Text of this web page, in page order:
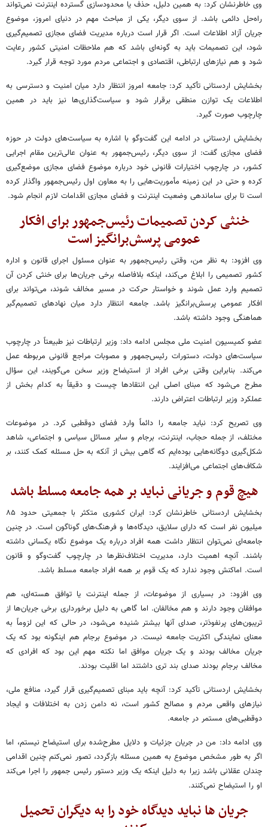
وی خاطرنشان کرد: به همین دلیل، حذف یا محدودسازی گسترده اینترنت نمی‌تواند
راه‌حل دائمی باشد. از سوی دیگر، یکی از مباحث مهم در دنیای امروز، موضوع
جریان آزاد اطلاعات است. اگر قرار است درباره مدیریت فضای مجازی تصمیم‌گیری
شود، این تصمیمات باید به گونه‌ای باشد که هم ملاحظات امنیتی کشور رعایت
شود و هم نیازهای ارتباطی، اقتصادی و اجتماعی مردم مورد توجه قرار گیرد.
بخشایش اردستانی تأکید کرد: جامعه امروز انتظار دارد میان امنیت و دسترسی به
اطلاعات یک توازن منطقی برقرار شود و سیاست‌گذاری‌ها نیز باید در همین
چارچوب صورت گیرد.
بخشایش اردستانی در ادامه این گفت‌وگو با اشاره به سیاست‌های دولت در حوزه
فضای مجازی گفت: از سوی دیگر، رئیس‌جمهور به عنوان عالی‌ترین مقام اجرایی
کشور، در چارچوب اختیارات قانونی خود درباره موضوع فضای مجازی موضع‌گیری
کرده و حتی در این زمینه مأموریت‌هایی را به معاون اول رئیس‌جمهور واگذار کرده
است تا برای ساماندهی وضعیت اینترنت و فضای مجازی اقدامات لازم انجام شود.
خنثی کردن تصمیمات رئیس‌جمهور برای افکار
عمومی پرسش‌برانگیز است
وی افزود: به نظر من، وقتی رئیس‌جمهور به عنوان مسئول اجرای قانون و اداره
کشور تصمیمی را ابلاغ می‌کند، اینکه بلافاصله برخی جریان‌ها برای خنثی کردن آن
تصمیم وارد عمل شوند و خواستار حرکت در مسیر مخالف شوند، می‌تواند برای
افکار عمومی پرسش‌برانگیز باشد. جامعه انتظار دارد میان نهادهای تصمیم‌گیر
هماهنگی وجود داشته باشد.
عضو کمیسیون امنیت ملی مجلس ادامه داد: وزیر ارتباطات نیز طبیعتاً در چارچوب
سیاست‌های دولت، دستورات رئیس‌جمهور و مصوبات مراجع قانونی مربوطه عمل
می‌کند. بنابراین وقتی برخی افراد از استیضاح وزیر سخن می‌گویند، این سؤال
مطرح می‌شود که مبنای اصلی این انتقادها چیست و دقیقاً به کدام بخش از
عملکرد وزیر ارتباطات اعتراض دارند.
وی تصریح کرد: نباید جامعه را دائماً وارد فضای دوقطبی کرد. در موضوعات
مختلف، از جمله حجاب، اینترنت، برجام و سایر مسائل سیاسی و اجتماعی، شاهد
شکل‌گیری دوگانه‌هایی بوده‌ایم که گاهی بیش از آنکه به حل مسئله کمک کنند، بر
شکاف‌های اجتماعی می‌افزایند.
هیچ قوم و جریانی نباید بر همه جامعه مسلط باشد
بخشایش اردستانی خاطرنشان کرد: ایران کشوری متکثر با جمعیتی حدود ۸۵
میلیون نفر است که دارای سلایق، دیدگاه‌ها و فرهنگ‌های گوناگون است. در چنین
جامعه‌ای نمی‌توان انتظار داشت همه افراد درباره یک موضوع نگاه یکسانی داشته
باشند. آنچه اهمیت دارد، مدیریت اختلاف‌نظرها در چارچوب گفت‌وگو و قانون
است. اماکنش وجود ندارد که یک قوم بر همه افراد جامعه مسلط باشد.
وی افزود: در بسیاری از موضوعات، از جمله اینترنت یا توافق هسته‌ای، هم
موافقان وجود دارند و هم مخالفان. اما گاهی به دلیل برخورداری برخی جریان‌ها از
تریبون‌های پرنفوذتر، صدای آنها بیشتر شنیده می‌شود، در حالی که این لزوماً به
معنای نمایندگی اکثریت جامعه نیست. در موضوع برجام هم اینگونه بود که یک
جریان مخالف بودند و یک جریان موافق اما نکته مهم این بود که افرادی که
مخالف برجام بودند صدای بند تری داشتند اما اقلیت بودند.
بخشایش اردستانی تأکید کرد: آنچه باید مبنای تصمیم‌گیری قرار گیرد، منافع ملی،
نیازهای واقعی مردم و مصالح کشور است، نه دامن زدن به اختلافات و ایجاد
دوقطبی‌های مستمر در جامعه.
وی ادامه داد: من در جریان جزئیات و دلایل مطرح‌شده برای استیضاح نیستم، اما
اگر به طور مشخص موضوع به همین مسئله بازگردد، تصور نمی‌کنم چنین اقدامی
چندان عقلانی باشد زیرا به دلیل اینکه یک وزیر دستور رئیس جمهور را اجرا می‌کند
او را استیضاح نمی‌کنند.
جریان ها نباید دیدگاه خود را به دیگران تحمیل